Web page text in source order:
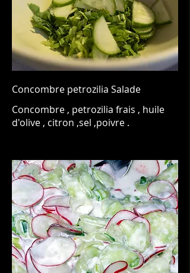
Concombre petrozilia Salade
Concombre , petrozilia frais , huile
d'olive , citron ,sel ,poivre .